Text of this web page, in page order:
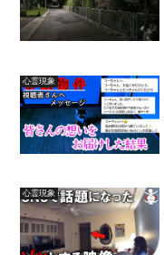
心霊現象
心霊現象